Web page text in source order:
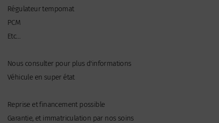
Régulateur tempomat
PCM
Etc…
Nous consulter pour plus d'informations
Véhicule en super état
Reprise et financement possible
Garantie, et immatriculation par nos soins